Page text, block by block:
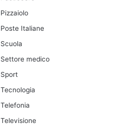
Pizzaiolo
Poste Italiane
Scuola
Settore medico
Sport
Tecnologia
Telefonia
Televisione